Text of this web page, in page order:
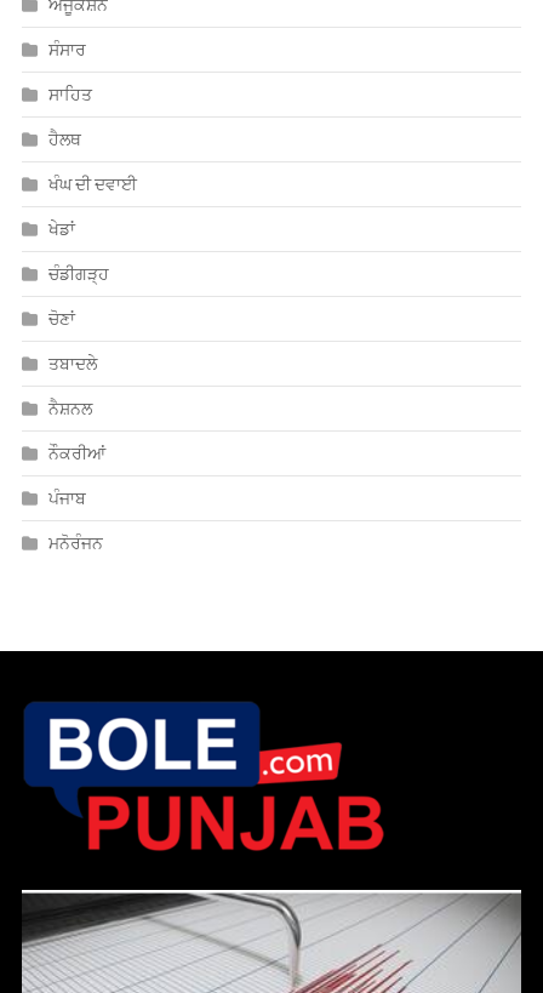
ਸੰਸਾਰ
ਸਾਹਿਤ
ਹੈਲਥ
ਖੰਘ ਦੀ ਦਵਾਈ
ਖੇਡਾਂ
ਚੰਡੀਗੜ੍ਹ
ਚੋਣਾਂ
ਤਬਾਦਲੇ
ਨੈਸ਼ਨਲ
ਨੌਕਰੀਆਂ
ਪੰਜਾਬ
ਮਨੋਰੰਜਨ